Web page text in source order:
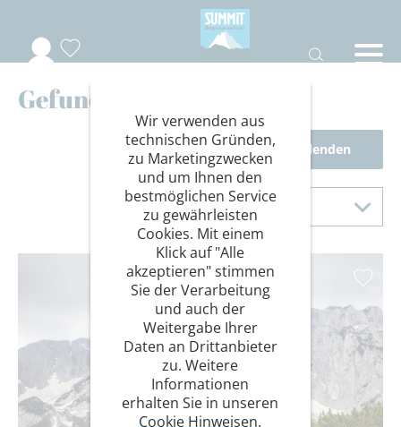
Gefundene Reisen
Filter einblenden
Sortierung
Sortieren nach
Wir verwenden aus
technischen Gründen,
zu Marketingzwecken
und um Ihnen den
bestmöglichen Service
zu gewährleisten
Cookies. Mit einem
Klick auf "Alle
akzeptieren" stimmen
Sie der Verarbeitung
und auch der
Weitergabe Ihrer
Daten an Drittanbieter
zu. Weitere
Informationen
erhalten Sie in unseren
Cookie Hinweisen.